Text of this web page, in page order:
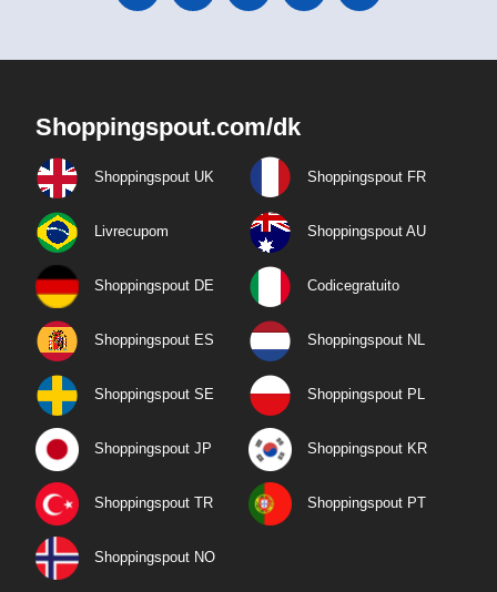
Shoppingspout.com/dk
Shoppingspout UK Shoppingspout FR
Livrecupom Shoppingspout AU
Shoppingspout DE Codicegratuito
Shoppingspout ES Shoppingspout NL
Shoppingspout SE Shoppingspout PL
Shoppingspout JP Shoppingspout KR
Shoppingspout TR Shoppingspout PT
Shoppingspout NO